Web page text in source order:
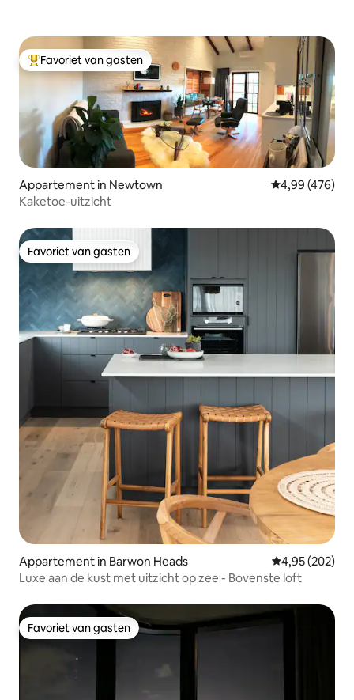
Topfavoriet van gasten
Favoriet van gasten
Appartement in Newtown Gemiddelde
4,99 (476)
Kaketoe-uitzicht
Favoriet van gasten
Favoriet van gasten
Appartement in Barwon Heads Gemiddelde
4,95 (202)
Luxe aan de kust met uitzicht op zee - Bovenste loft
Favoriet van gasten
Favoriet van gasten